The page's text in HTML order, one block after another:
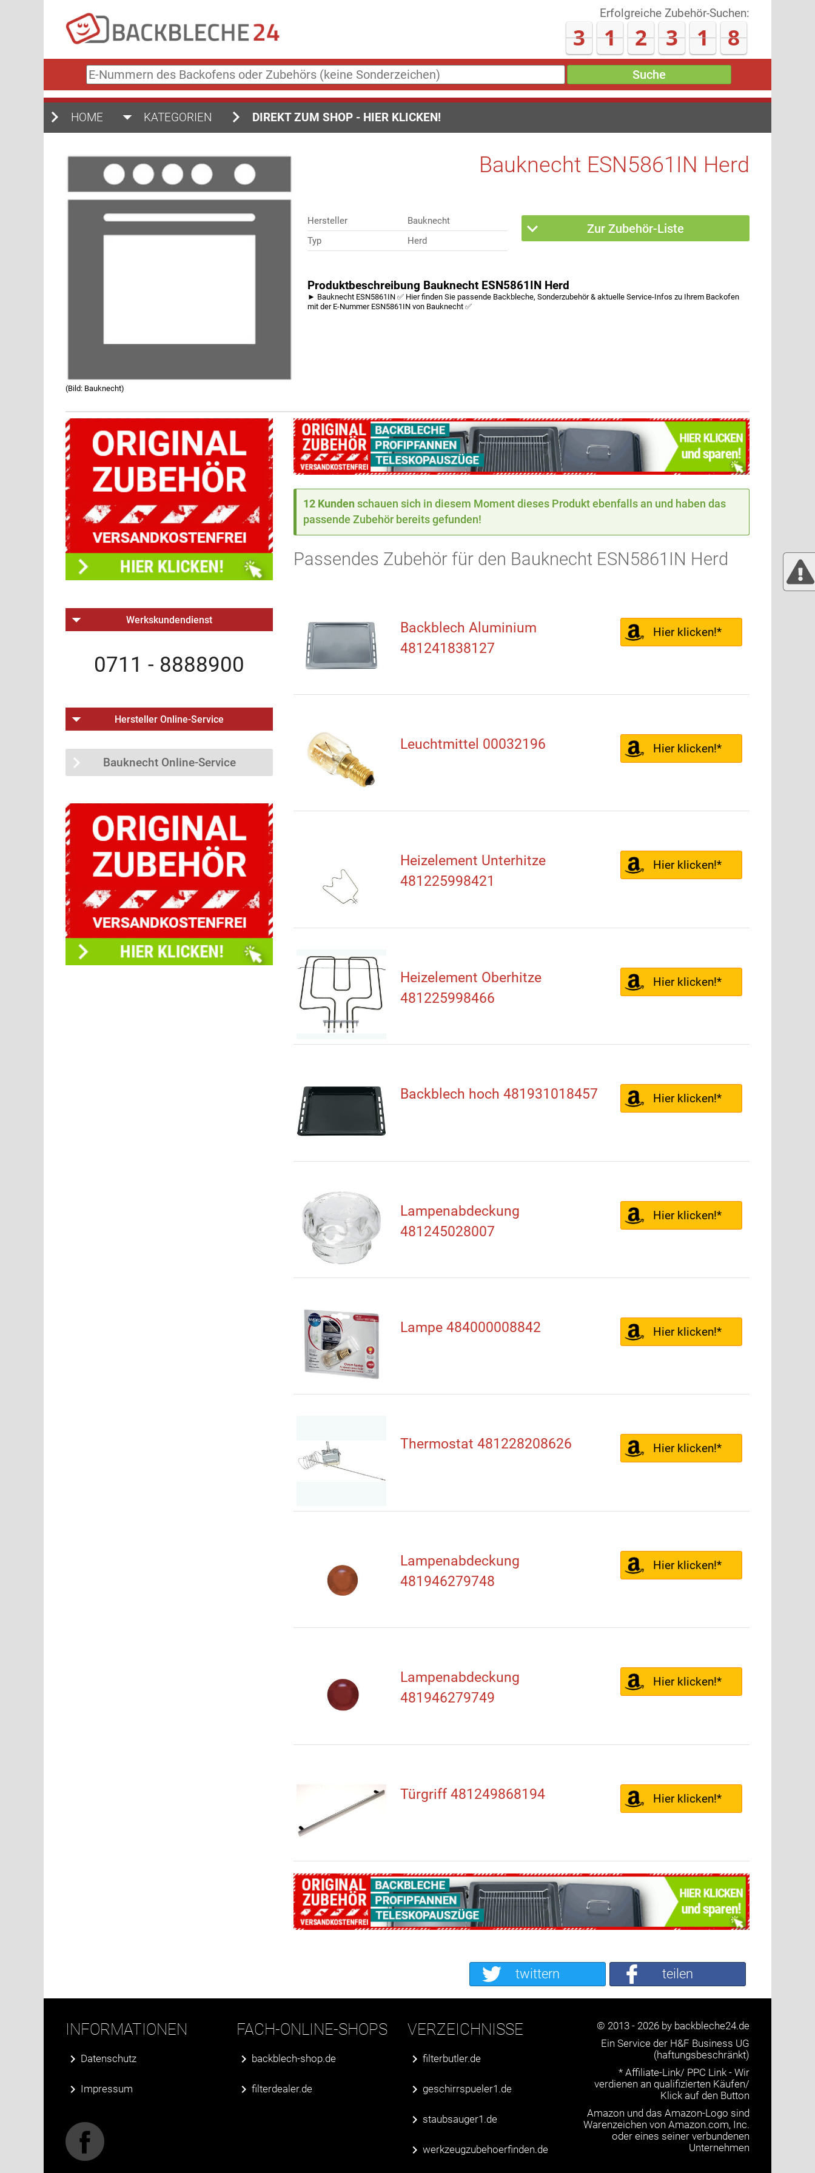
Erfolgreiche Zubehör-Suchen:
3 1 2 3 1 8
E-
Nummern
des
oder
Suche
HOME KATEGORIEN DIREKT ZUM SHOP - HIER KLICKEN!
(Bild: Bauknecht)
Bauknecht ESN5861IN Herd
Hersteller
Bauknecht
Typ
Herd
Zur Zubehör-Liste
Produktbeschreibung Bauknecht ESN5861IN Herd
► Bauknecht ESN5861IN ✅ Hier finden Sie passende Backbleche, Sonderzubehör & aktuelle Service-Infos zu Ihrem Backofen
mit der E-Nummer ESN5861IN von Bauknecht ✅
12 Kunden schauen sich in diesem Moment dieses Produkt ebenfalls an und haben das
passende Zubehör bereits gefunden!
Passendes Zubehör für den Bauknecht ESN5861IN Herd
Backblech Aluminium
481241838127
Hier klicken!*
Leuchtmittel 00032196 Hier klicken!*
Heizelement Unterhitze
481225998421
Hier klicken!*
Heizelement Oberhitze
481225998466
Hier klicken!*
Backblech hoch 481931018457 Hier klicken!*
Lampenabdeckung
481245028007
Hier klicken!*
Lampe 484000008842 Hier klicken!*
Thermostat 481228208626 Hier klicken!*
Lampenabdeckung
481946279748
Hier klicken!*
Lampenabdeckung
481946279749
Hier klicken!*
Türgriff 481249868194 Hier klicken!*
Werkskundendienst
0711 - 8888900
Hersteller Online-Service
Bauknecht Online-Service
teilen
twittern
INFORMATIONEN
Datenschutz
Impressum
FACH-ONLINE-SHOPS
backblech-shop.de
filterdealer.de
VERZEICHNISSE
filterbutler.de
geschirrspueler1.de
staubsauger1.de
werkzeugzubehoerfinden.de
© 2013 - 2026 by backbleche24.de
Ein Service der H&F Business UG
(haftungsbeschränkt)
* Affiliate-Link/ PPC Link - Wir
verdienen an qualifizierten Käufen/
Klick auf den Button
Amazon und das Amazon-Logo sind
Warenzeichen von Amazon.com, Inc.
oder eines seiner verbundenen
Unternehmen